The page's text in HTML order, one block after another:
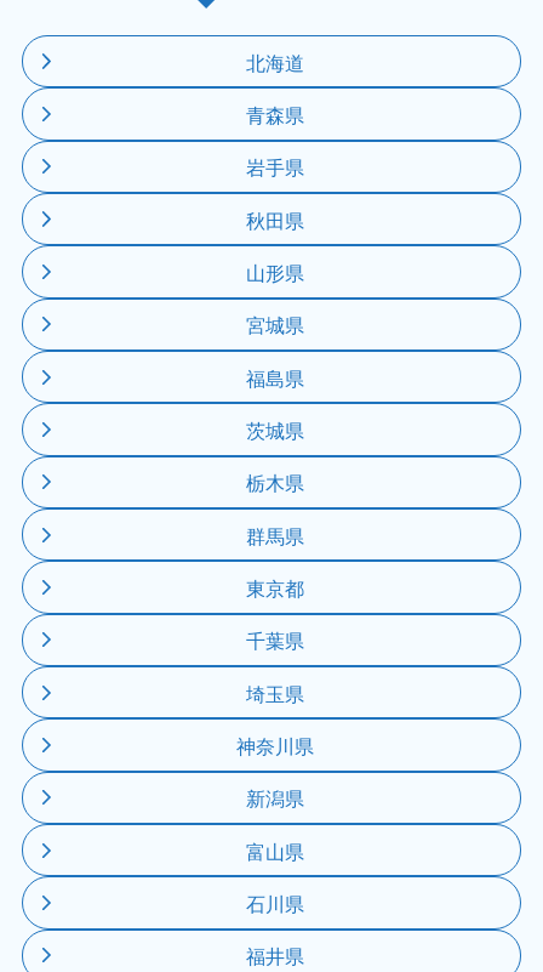
北海道
青森県
岩手県
秋田県
山形県
宮城県
福島県
茨城県
栃木県
群馬県
東京都
千葉県
埼玉県
神奈川県
新潟県
富山県
石川県
福井県